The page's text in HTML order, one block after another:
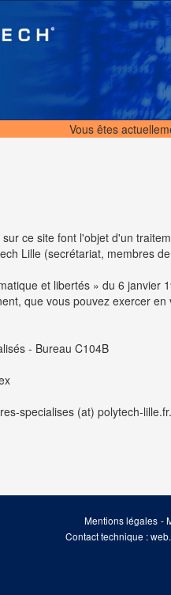
Vous êtes
ce site font l'objet d'un
Lille (secrétariat, membres
et libertés » du 6 janvier
que vous pouvez exercer
- Bureau C104B
specialises (at) polytech-lille.fr.
Mentions légales -
Contact technique :